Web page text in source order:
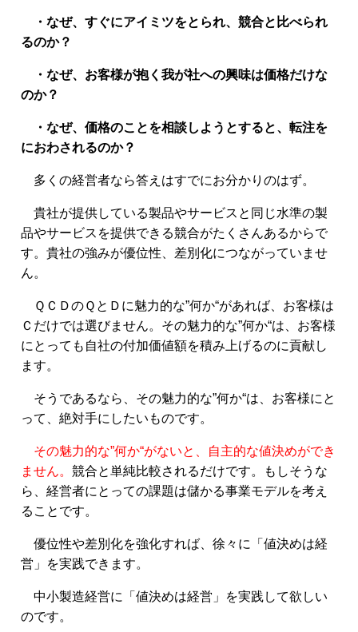
・なぜ、すぐにアイミツをとられ、競合と比べられ
るのか？
・なぜ、お客様が抱く我が社への興味は価格だけな
のか？
・なぜ、価格のことを相談しようとすると、転注を
におわされるのか？
多くの経営者なら答えはすでにお分かりのはず。
貴社が提供している製品やサービスと同じ水準の製
品やサービスを提供できる競合がたくさんあるからで
す。貴社の強みが優位性、差別化につながっていませ
ん。
ＱＣＤのＱとＤに魅力的な”何か“があれば、お客様は
Ｃだけでは選びません。その魅力的な”何か“は、お客様
にとっても自社の付加価値額を積み上げるのに貢献し
ます。
そうであるなら、その魅力的な”何か“は、お客様にと
って、絶対手にしたいものです。
その魅力的な”何か“がないと、自主的な値決めができ
ません。競合と単純比較されるだけです。もしそうな
ら、経営者にとっての課題は儲かる事業モデルを考え
ることです。
優位性や差別化を強化すれば、徐々に「値決めは経
営」を実践できます。
中小製造経営に「値決めは経営」を実践して欲しい
のです。